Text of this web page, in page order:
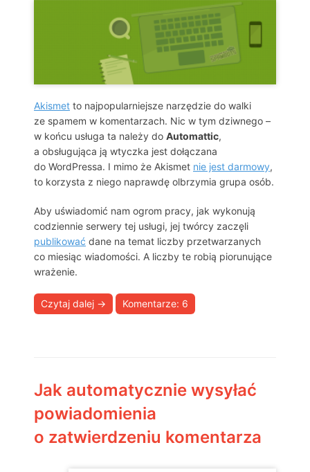
Akismet to najpopularniejsze narzędzie do walki
ze spamem w komentarzach. Nic w tym dziwnego –
w końcu usługa ta należy do Automattic,
a obsługująca ją wtyczka jest dołączana
do WordPressa. I mimo że Akismet nie jest darmowy,
to korzysta z niego naprawdę olbrzymia grupa osób.
Aby uświadomić nam ogrom pracy, jak wykonują
codziennie serwery tej usługi, jej twórcy zaczęli
publikować dane na temat liczby przetwarzanych
co miesiąc wiadomości. A liczby te robią piorunujące
wrażenie.
Czytaj dalej → Komentarze: 6
Jak automatycznie wysyłać
powiadomienia
o zatwierdzeniu komentarza